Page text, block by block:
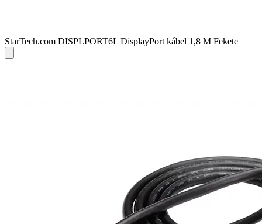
StarTech.com DISPLPORT6L DisplayPort kábel 1,8 M Fekete